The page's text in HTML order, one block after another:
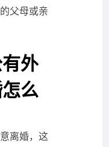
父母或亲
外
么
离婚，这